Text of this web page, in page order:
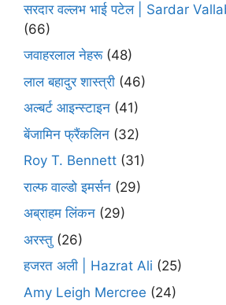
सरदार वल्लभ भाई पटेल | Sardar
(66)
जवाहरलाल नेहरू(48)
लाल बहादुर शास्त्री (46)
अल्बर्ट आइन्स्टाइन (41)
बेंजामिन फ्रैंकलिन (32)
Roy T. Bennett (31)
राल्फ वाल्डो इमर्सन (29)
अब्राहम लिंकन (29)
अरस्तु (26)
हजरत अली | Hazrat Ali (25)
Amy Leigh Mercree (24)